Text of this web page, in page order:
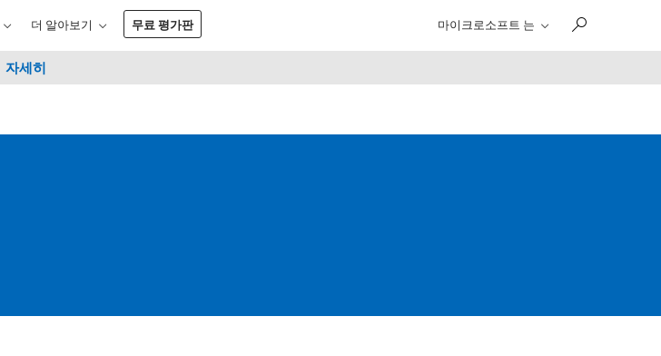
더 알아보기 무료 평가판 마이크로소프트 는
자세히